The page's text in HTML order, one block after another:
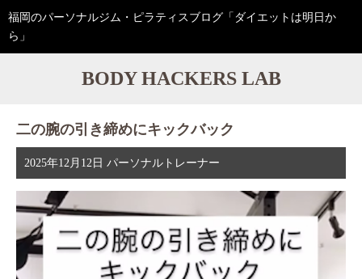
福岡のパーソナルジム・ピラティスブログ「ダイエットは明日か
ら」
BODY HACKERS LAB
二の腕の引き締めにキックバック
2025年12月12日 パーソナルトレーナー
画
プ
レ
ー